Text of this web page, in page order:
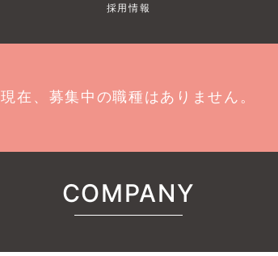
採用情報
現在、募集中の職種はありません。
COMPANY